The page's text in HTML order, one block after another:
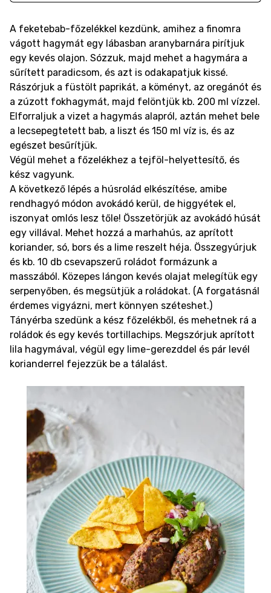
A feketebab-főzelékkel kezdünk, amihez a finomra
vágott hagymát egy lábasban aranybarnára pirítjuk
egy kevés olajon. Sózzuk, majd mehet a hagymára a
sűrített paradicsom, és azt is odakapatjuk kissé.
Rászórjuk a füstölt paprikát, a köményt, az oregánót és
a zúzott fokhagymát, majd felöntjük kb. 200 ml vízzel.
Elforraljuk a vizet a hagymás alapról, aztán mehet bele
a lecsepegtetett bab, a liszt és 150 ml víz is, és az
egészet besűrítjük.
Végül mehet a főzelékhez a tejföl-helyettesítő, és
kész vagyunk.
A következő lépés a húsrolád elkészítése, amibe
rendhagyó módon avokádó kerül, de higgyétek el,
iszonyat omlós lesz tőle! Összetörjük az avokádó húsát
egy villával. Mehet hozzá a marhahús, az aprított
koriander, só, bors és a lime reszelt héja. Összegyúrjuk
és kb. 10 db csevapszerű roládot formázunk a
masszából. Közepes lángon kevés olajat melegítük egy
serpenyőben, és megsütjük a roládokat. (A forgatásnál
érdemes vigyázni, mert könnyen széteshet.)
Tányérba szedünk a kész főzelékből, és mehetnek rá a
roládok és egy kevés tortillachips. Megszórjuk aprított
lila hagymával, végül egy lime-gerezddel és pár levél
korianderrel fejezzük be a tálalást.